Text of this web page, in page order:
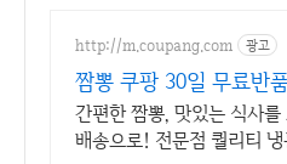
http://m.coupang.com 광고
짬뽕 쿠팡 30일 무료반
간편한 짬뽕, 맛있는 식사
배송으로! 전문점 퀄리티